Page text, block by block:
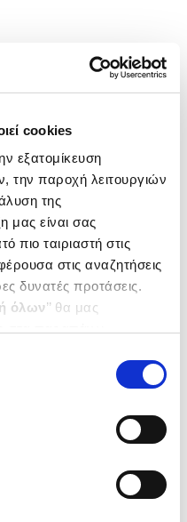
cookies
εξατομίκευση
την παροχή λειτουργιών
της
μας είναι σας
πιο ταιριαστή στις
στις αναζητήσεις
δυνατές προτάσεις.
όλων’’ θα μας
από τα παρακάτω με την
ενημερωθείτε σχετικά με